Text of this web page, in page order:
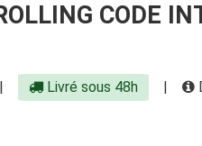
CODE
| Livré sous 48h |